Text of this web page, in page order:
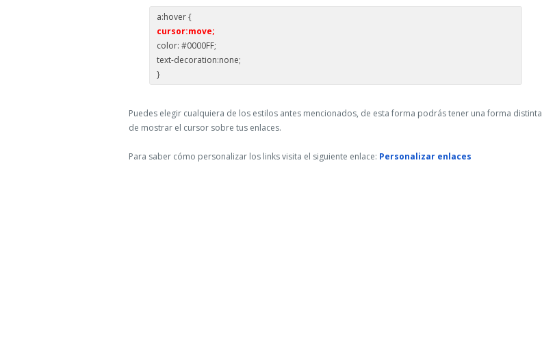
a:hover {
cursor:move;
color: #0000FF;
text-decoration:none;
}
Puedes elegir cualquiera de los estilos antes mencionados, de esta forma podrás tener una forma distinta
de mostrar el cursor sobre tus enlaces.
Para saber cómo personalizar los links visita el siguiente enlace: Personalizar enlaces